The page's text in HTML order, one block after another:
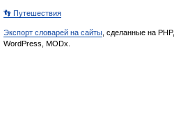
👣 Путешествия
Экспорт словарей на сайты , сделанные на PHP,
WordPress, MODx.